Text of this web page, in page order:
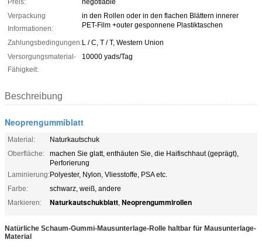
Preis:
negotiable
Verpackung
Informationen:
in den Rollen oder in den flachen Blättern innerer
PET-Film +outer gesponnene Plastiktaschen
Zahlungsbedingungen:L / C, T / T, Western Union
Versorgungsmaterial-
Fähigkeit:
10000 yads/Tag
Beschreibung
Neoprengummiblatt
Material:
Naturkautschuk
Oberfläche:
machen Sie glatt, enthäuten Sie, die Haifischhaut (geprägt),
Perforierung
Laminierung:Polyester, Nylon, Vliesstoffe, PSA etc.
Farbe:
schwarz, weiß, andere
Markieren:
Naturkautschukblatt, Neoprengummirollen
Natürliche Schaum-Gummi-Mausunterlage-Rolle haltbar für Mausunterlage-
Material